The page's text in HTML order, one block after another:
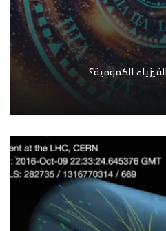
الكمومية؟